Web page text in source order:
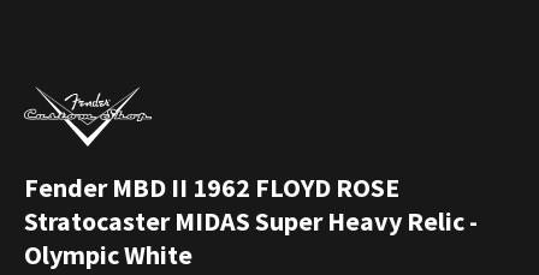
Fender MBD II 1962 FLOYD ROSE
Stratocaster MIDAS Super Heavy Relic -
Olympic White